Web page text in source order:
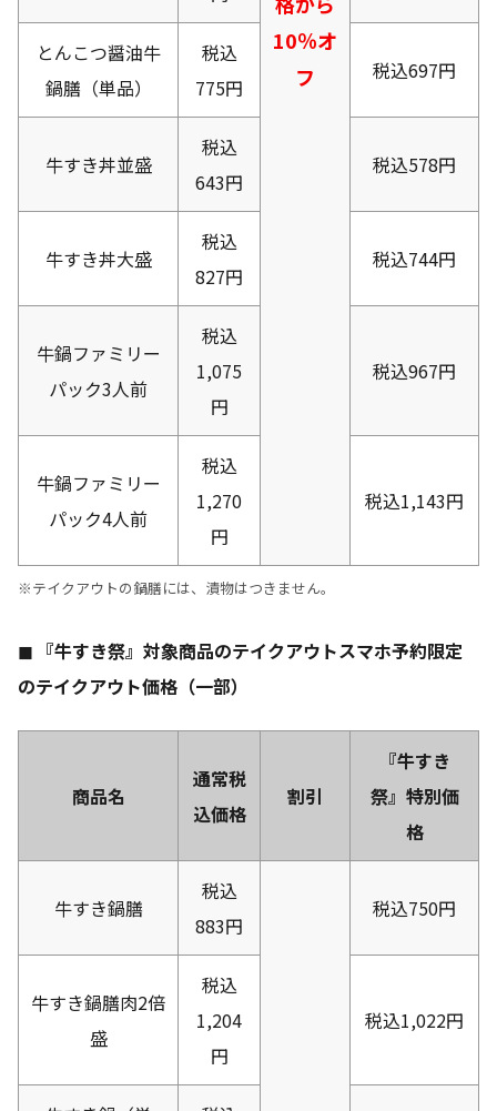
10％オ
フ
とんこつ醤油牛
鍋膳（単品）
税込
775円
税込697円
牛すき丼並盛
税込
643円
税込578円
牛すき丼大盛
税込
827円
税込744円
牛鍋ファミリー
パック3人前
税込
1,075
円
税込967円
牛鍋ファミリー
パック4人前
税込
1,270
円
税込1,143円
※テイクアウトの鍋膳には、漬物はつきません。
◼ 『牛すき祭』対象商品のテイクアウトスマホ予約限定
のテイクアウト価格（一部）
商品名
通常税
込価格
割引
『牛すき
祭』特別価
格
牛すき鍋膳
税込
883円
税込750円
牛すき鍋膳肉2倍
盛
税込
1,204
円
税込1,022円